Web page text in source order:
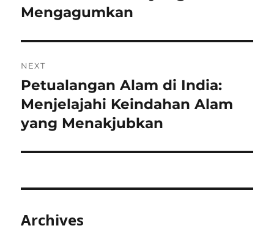
Mengagumkan
NEXT
Next
post:
Petualangan Alam di India:
Menjelajahi Keindahan Alam
yang Menakjubkan
Archives